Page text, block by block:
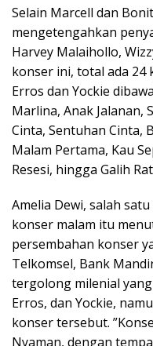
Selain Marcell dan
mengetengahkan
Harvey Malaihollo,
konser ini, total ada 24
Erros dan Yockie
Marlina, Anak Jalanan,
Cinta, Sentuhan Cinta,
Malam Pertama, Kau
Resesi, hingga Galih
Amelia Dewi, salah
konser malam itu
persembahan konser
Telkomsel, Bank
tergolong milenial
Erros, dan Yockie,
konser tersebut.
Nyaman, dengan